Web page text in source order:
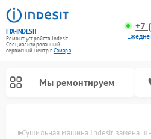
FIX-INDESIT
Ремонт устройств Indesit
Специализированный
cервисный центр г.Самара
+7
Мы ремонтируем
Сушильная машина Indesit замена